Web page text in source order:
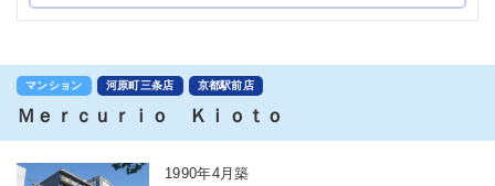
マンション 河原町三条店 京都駅前店
Ｍｅｒｃｕｒｉｏ Ｋｉｏｔｏ
1990年4月築